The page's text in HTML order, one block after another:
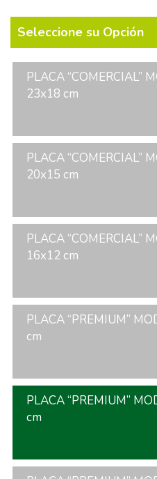
Seleccione su Opción
PLACA “COMERCIAL”
23x18 cm
PLACA “COMERCIAL”
20x15 cm
PLACA “COMERCIAL”
16x12 cm
PLACA “PREMIUM”
cm
PLACA “PREMIUM”
cm